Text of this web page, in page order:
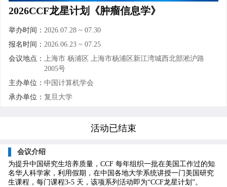
2026CCF龙星计划《肿瘤信息学》
举办时间： 2026.07.28 ~ 07.30
报名时间： 2026.06.23 ~ 07.25
会议地点： 上海市 杨浦区 上海市杨浦区新江湾城西北部淞沪路
2005号
主办单位： 中国计算机学会
承办单位： 复旦大学
活动已结束
会议介绍
为提升中国研究生培养质量，CCF 每年组织一批在美国工作过的知
名华人科学家，利用假期，在中国各地大学系统讲授一门美国研究
生课程，每门课程3-5 天，该项系列活动即为“CCF龙星计划”。